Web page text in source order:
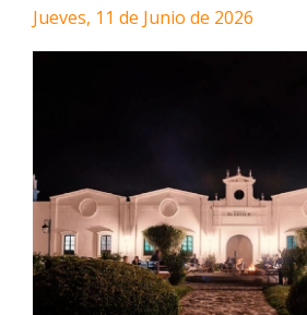
Jueves, 11 de Junio de 2026